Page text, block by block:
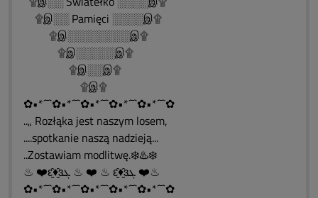
۩இ░░ Pamięci ░░░░இ۩
۩இ░░░░░░░░இ۩
۩இ░░░░░இ۩
۩இ░░இ۩
۩இ۩
✿•*´¯`✿•*´¯`✿•*´¯`✿•*´¯`✿•*´¯`✿
..„ Rozłąka jest naszym losem,
....spotkanie naszą nadzieją...
..Zostawiam modlitwę.❄️♨️❄️
♨ ❤️ԑ̮̑♦̮̑ɜܓ ♨ ❤️ ♨ ԑ̮̑♦̮̑ɜܓ ❤️♨
✿•*´¯`✿•*´¯`✿•*´¯`✿•*´¯`✿•*´¯`✿